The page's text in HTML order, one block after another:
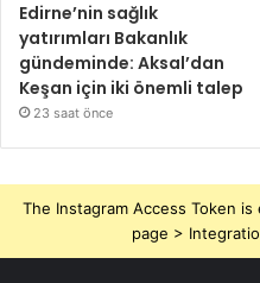
Edirne’nin sağlık
yatırımları Bakanlık
gündeminde: Aksal’dan
Keşan için iki önemli talep
23 saat önce
The Instagram Access Token
page >